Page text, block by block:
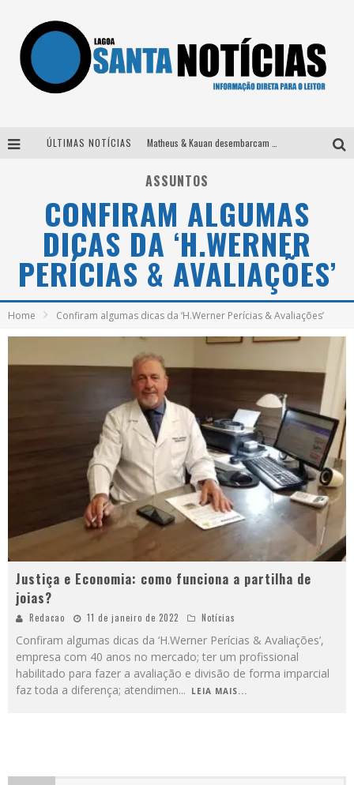
ÚLTIMAS NOTÍCIAS
Selo Moda Music confirma Bel Costa no palco Talentos da Terra do Pedro Leopoldo Rodeio Show
Após sair da KondZilla, DJ Danny Albuquerque inicia nova fase
ASSUNTOS
CONFIRAM ALGUMAS
DICAS DA ‘H.WERNER
PERÍCIAS & AVALIAÇÕES’
Home Confiram algumas dicas da ‘H.Werner Perícias & Avaliações’
Justiça e Economia: como funciona a partilha de
joias?
Redacao 11 de janeiro de 2022 Notícias
Confiram algumas dicas da ‘H.Werner Perícias & Avaliações’,
empresa com 40 anos no mercado; ter um profissional
habilitado para fazer a avaliação e divisão de forma imparcial
faz toda a diferença; atendimen... LEIA MAIS...